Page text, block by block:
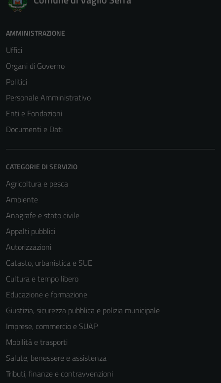
AMMINISTRAZIONE
Uffici
Organi di Governo
Politici
Personale Amministrativo
Enti e Fondazioni
Documenti e Dati
CATEGORIE DI SERVIZIO
Agricoltura e pesca
Ambiente
Anagrafe e stato civile
Appalti pubblici
Autorizzazioni
Catasto, urbanistica e SUE
Cultura e tempo libero
Educazione e formazione
Giustizia, sicurezza pubblica e polizia municipale
Imprese, commercio e SUAP
Mobilità e trasporti
Salute, benessere e assistenza
Tributi, finanze e contravvenzioni